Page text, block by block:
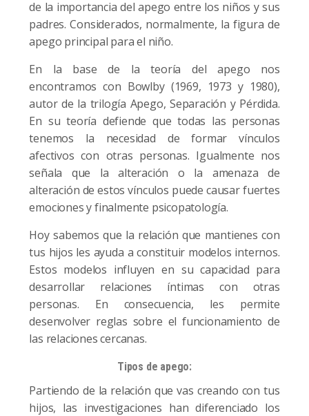
de la importancia del apego entre los niños y sus
padres. Considerados, normalmente, la figura de
apego principal para el niño.
En la base de la teoría del apego nos
encontramos con Bowlby (1969, 1973 y 1980),
autor de la trilogía Apego, Separación y Pérdida.
En su teoría defiende que todas las personas
tenemos la necesidad de formar vínculos
afectivos con otras personas. Igualmente nos
señala que la alteración o la amenaza de
alteración de estos vínculos puede causar fuertes
emociones y finalmente psicopatología.
Hoy sabemos que la relación que mantienes con
tus hijos les ayuda a constituir modelos internos.
Estos modelos influyen en su capacidad para
desarrollar relaciones íntimas con otras
personas. En consecuencia, les permite
desenvolver reglas sobre el funcionamiento de
las relaciones cercanas.
Tipos de apego:
Partiendo de la relación que vas creando con tus
hijos, las investigaciones han diferenciado los